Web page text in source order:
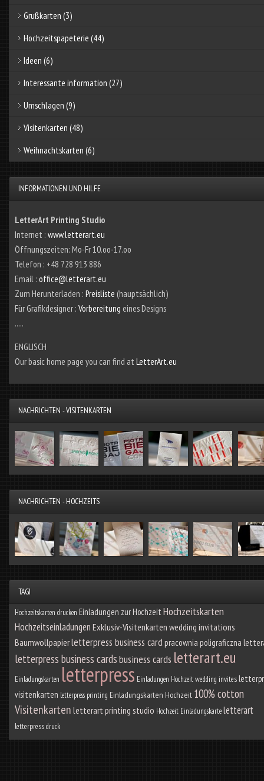
Grußkarten (3)
Hochzeitspapeterie (44)
Ideen (6)
Interessante information (27)
Umschlagen (9)
Visitenkarten (48)
Weihnachtskarten (6)
INFORMATIONEN UND HILFE
LetterArt Printing Studio
Internet : www.letterart.eu
Öffnungszeiten: Mo-Fr 10.oo-17.oo
Telefon : +48 728 913 886
Email : office@letterart.eu
Zum Herunterladen : Preisliste (hauptsächlich)
Für Grafikdesigner : Vorbereitung eines Designs
.....
ENGLISCH
Our basic home page you can find at LetterArt.eu
NACHRICHTEN - VISITENKARTEN
NACHRICHTEN - HOCHZEITS
TAGI
Hochzeitskarten drucken Einladungen zur Hochzeit Hochzeitskarten
Hochzeitseinladungen Exklusiv-Visitenkarten wedding invitations
Baumwollpapierletterpress business card pracownia poligraficzna
letterpress business cardsbusiness cards letterart.eu
Einladungskarten letterpress Einladungen Hochzeitwedding invites
visitenkarten letterpress printing Einladungskarten Hochzeit 100% cotton
Visitenkarten letterart printing studio Hochzeit Einladungskarteletterart
letterpress druck